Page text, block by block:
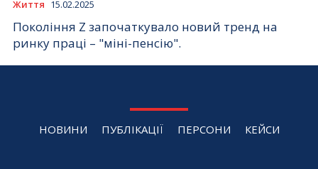
Життя 15.02.2025
Покоління Z започаткувало новий тренд на
ринку праці – "міні-пенсію".
НОВИНИ ПУБЛІКАЦІЇ ПЕРСОНИ КЕЙСИ